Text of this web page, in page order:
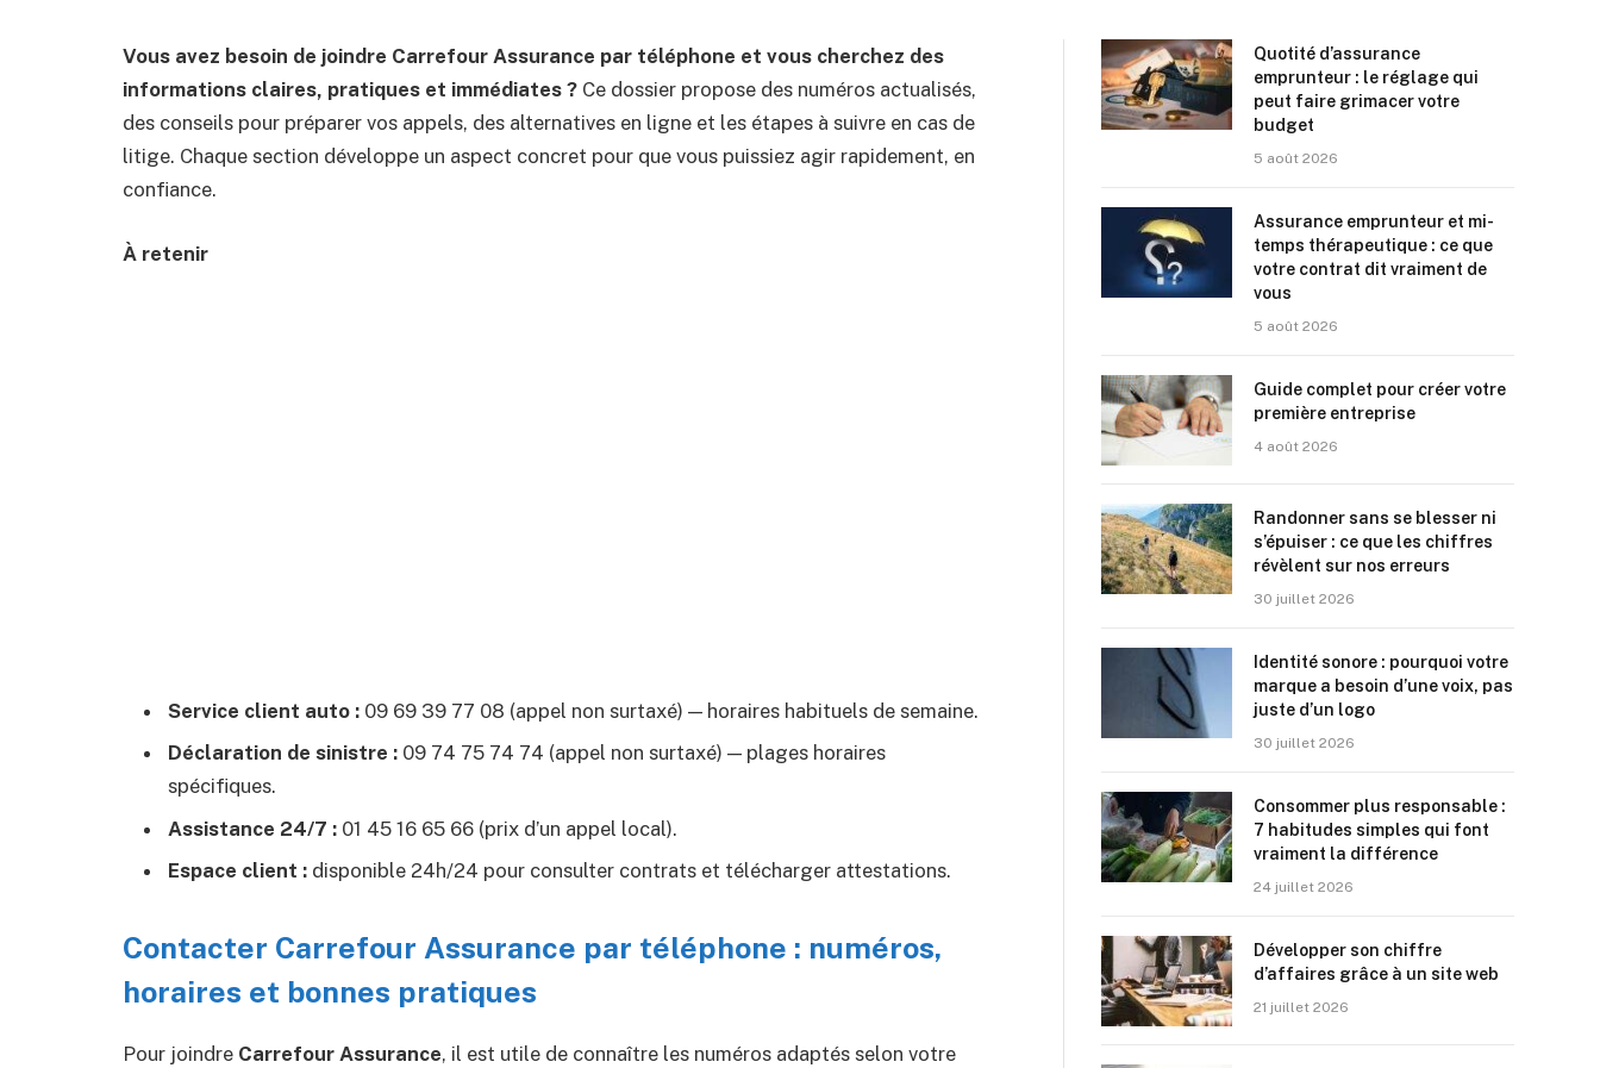
Vous avez besoin de joindre Carrefour Assurance par téléphone et vous cherchez des
informations claires, pratiques et immédiates ? Ce dossier propose des numéros actualisés,
des conseils pour préparer vos appels, des alternatives en ligne et les étapes à suivre en cas de
litige. Chaque section développe un aspect concret pour que vous puissiez agir rapidement, en
confiance.
À retenir
Service client auto : 09 69 39 77 08 (appel non surtaxé) — horaires habituels de semaine.
Déclaration de sinistre : 09 74 75 74 74 (appel non surtaxé) — plages horaires
spécifiques.
Assistance 24/7 : 01 45 16 65 66 (prix d’un appel local).
Espace client : disponible 24h/24 pour consulter contrats et télécharger attestations.
Contacter Carrefour Assurance par téléphone : numéros,
horaires et bonnes pratiques
Pour joindre Carrefour Assurance, il est utile de connaître les numéros adaptés selon votre
Quotité d’assurance
emprunteur : le réglage qui
peut faire grimacer votre
budget
5 août 2026
Assurance emprunteur et mi-
temps thérapeutique : ce que
votre contrat dit vraiment de
vous
5 août 2026
Guide complet pour créer votre
première entreprise
4 août 2026
Randonner sans se blesser ni
s’épuiser : ce que les chiffres
révèlent sur nos erreurs
30 juillet 2026
Identité sonore : pourquoi votre
marque a besoin d’une voix, pas
juste d’un logo
30 juillet 2026
Consommer plus responsable :
7 habitudes simples qui font
vraiment la différence
24 juillet 2026
Développer son chiffre
d’affaires grâce à un site web
21 juillet 2026